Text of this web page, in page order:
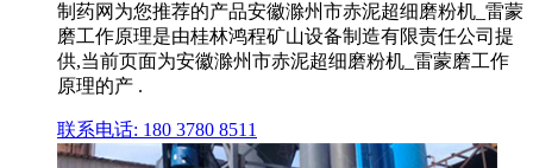
制药网为您推荐的产品安徽滁州市赤泥超细磨粉机_雷蒙
磨工作原理是由桂林鸿程矿山设备制造有限责任公司提
供,当前页面为安徽滁州市赤泥超细磨粉机_雷蒙磨工作
原理的产 .
联系电话: 180 3780 8511